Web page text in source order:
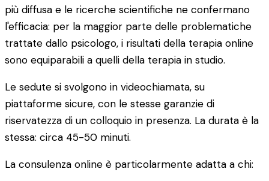
più diffusa e le ricerche scientifiche ne confermano
l'efficacia: per la maggior parte delle problematiche
trattate dallo psicologo, i risultati della terapia online
sono equiparabili a quelli della terapia in studio.
Le sedute si svolgono in videochiamata, su
piattaforme sicure, con le stesse garanzie di
riservatezza di un colloquio in presenza. La durata è la
stessa: circa 45-50 minuti.
La consulenza online è particolarmente adatta a chi: